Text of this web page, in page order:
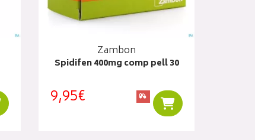
Ajouter au panier
Zambon
Spidifen 400mg comp pell 30
9,95€ Ajouter au panier